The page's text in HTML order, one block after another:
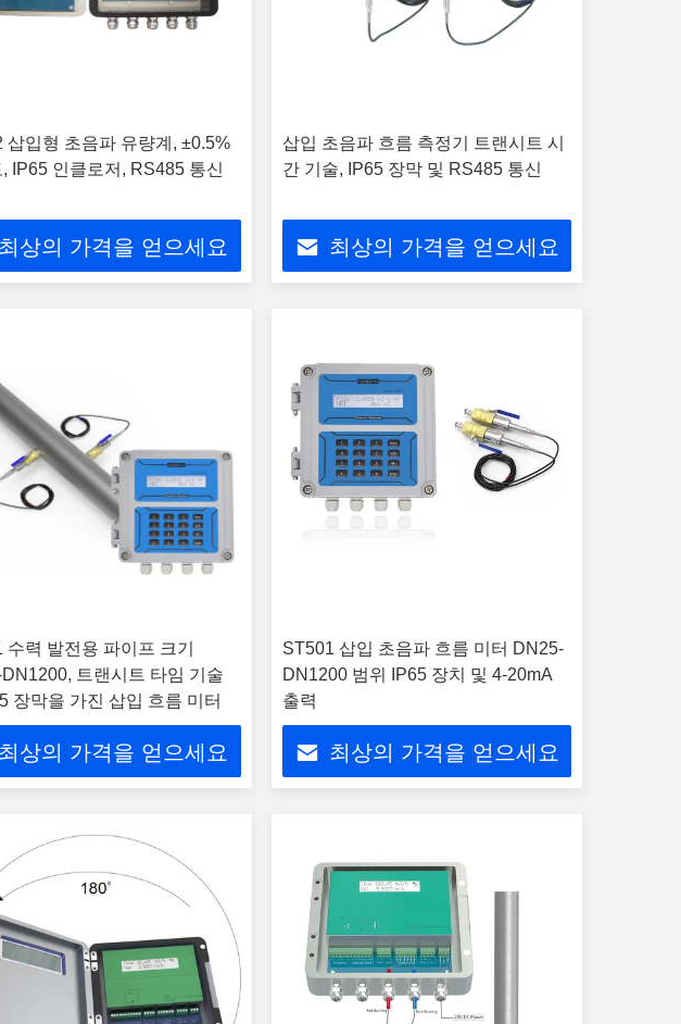
삽입형 초음파 유량계, ±0.5%
IP65 인클로저, RS485 통신
최상의 가격을 얻으세요
삽입 초음파 흐름 측정기 트랜시트 시
간 기술, IP65 장막 및 RS485 통신
최상의 가격을 얻으세요
수력 발전용 파이프 크기
트랜시트 타임 기술
장막을 가진 삽입 흐름 미터
최상의 가격을 얻으세요
ST501 삽입 초음파 흐름 미터 DN25-
DN1200 범위 IP65 장치 및 4-20mA
출력
최상의 가격을 얻으세요